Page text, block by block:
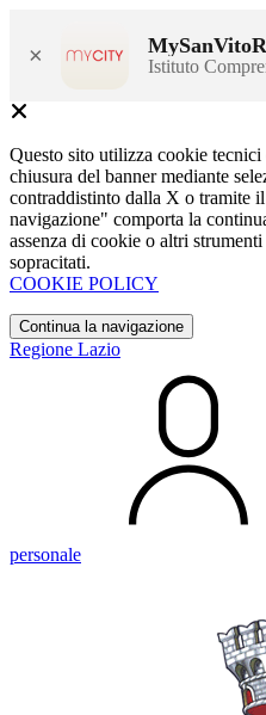
× Istituto
Questo sito utilizza cookie
chiusura del banner mediante
contraddistinto dalla X o tramite
navigazione" comporta la
assenza di cookie o altri
sopracitati.
COOKIE POLICY
Continua la navigazione
Regione Lazio
personale